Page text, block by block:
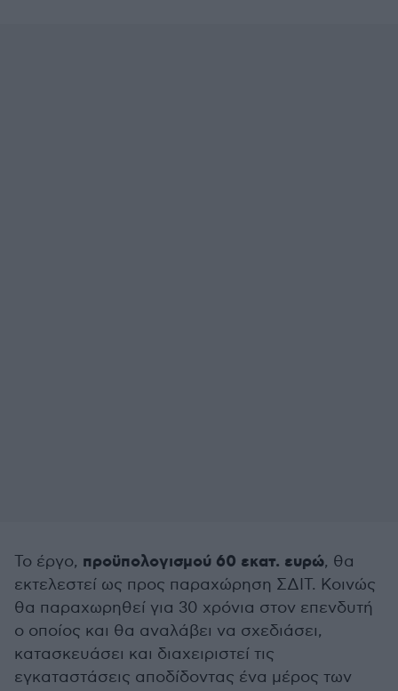
Το έργο, προϋπολογισμού 60 εκατ. ευρώ, θα
εκτελεστεί ως προς παραχώρηση ΣΔΙΤ. Κοινώς
θα παραχωρηθεί για 30 χρόνια στον επενδυτή
ο οποίος και θα αναλάβει να σχεδιάσει,
κατασκευάσει και διαχειριστεί τις
εγκαταστάσεις αποδίδοντας ένα μέρος των